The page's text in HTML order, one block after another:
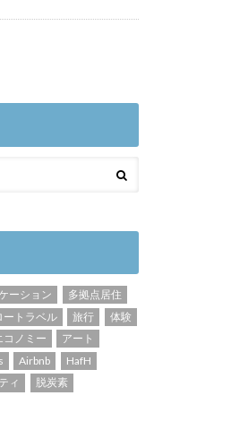
ーション
多拠点居住
ートラベル 旅行
体験
コノミー
アート
Airbnb
HafH
ィ 脱炭素